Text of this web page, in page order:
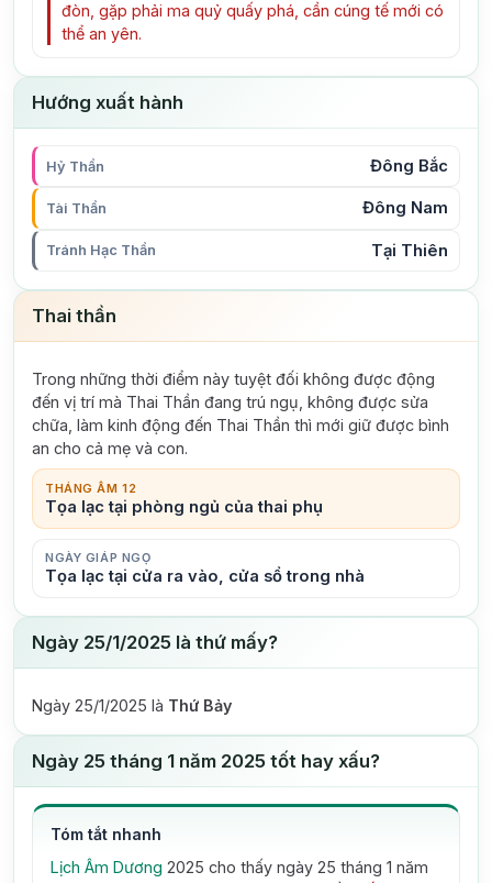
đòn, gặp phải ma quỷ quấy phá, cần cúng tế mới có
thể an yên.
Hướng xuất hành
Hỷ Thần Đông Bắc
Tài Thần Đông Nam
Tránh Hạc Thần Tại Thiên
Thai thần
Trong những thời điểm này tuyệt đối không được động
đến vị trí mà Thai Thần đang trú ngụ, không được sửa
chữa, làm kinh động đến Thai Thần thì mới giữ được bình
an cho cả mẹ và con.
THÁNG ÂM 12
Tọa lạc tại phòng ngủ của thai phụ
NGÀY GIÁP NGỌ
Tọa lạc tại cửa ra vào, cửa sổ trong nhà
Ngày 25/1/2025 là thứ mấy?
Ngày 25/1/2025 là Thứ Bảy
Ngày 25 tháng 1 năm 2025 tốt hay xấu?
Tóm tắt nhanh
Lịch Âm Dương 2025 cho thấy ngày 25 tháng 1 năm